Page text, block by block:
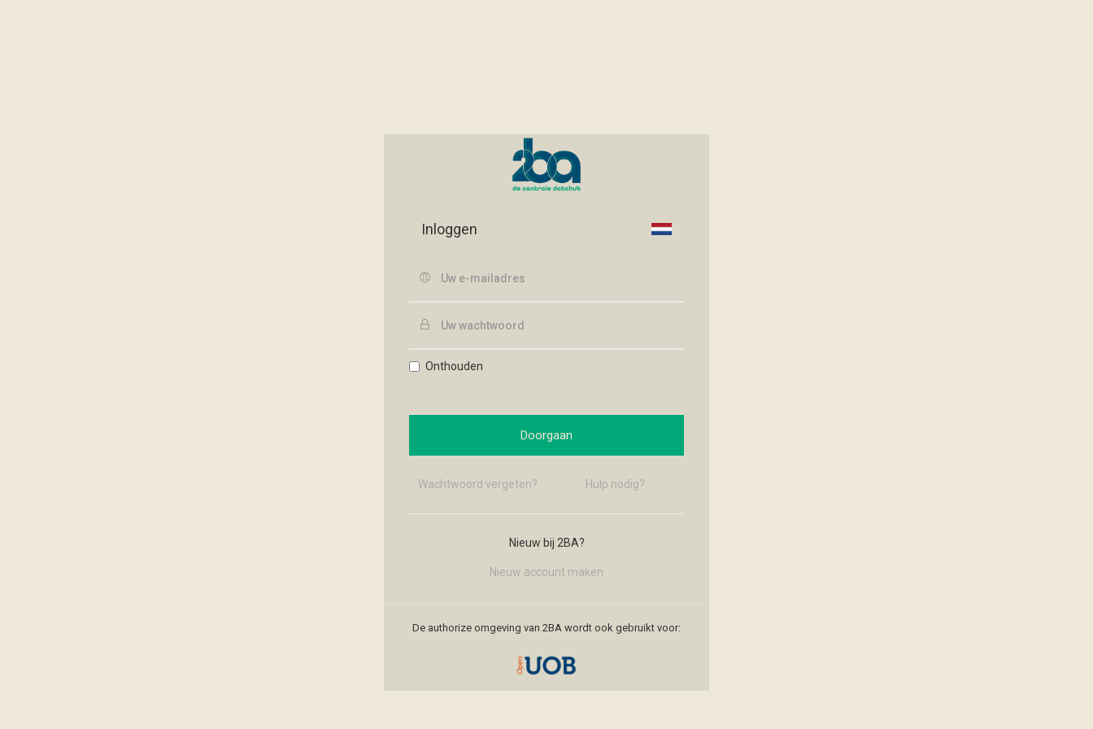
Inloggen
Onthouden
Doorgaan
Wachtwoord vergeten? Hulp nodig?
Nieuw bij 2BA?
Nieuw account maken
De authorize omgeving van 2BA wordt ook gebruikt voor: